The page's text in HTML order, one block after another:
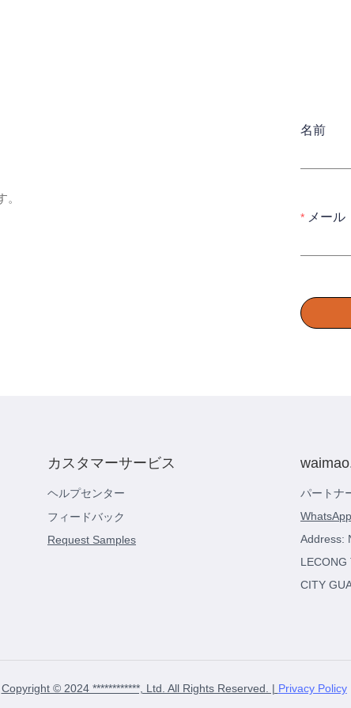
名前
メール
カスタマーサービス
ヘルプセンター
フィードバック
Request Samples
パートナ
Address:
LECONG
CITY
Copyright © 2024 ************, Ltd. All Rights Reserved. | Privacy Policy